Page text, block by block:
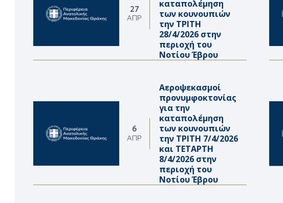
27
ΑΠΡ
καταπολέμηση
των κουνουπιών
την ΤΡΙΤΗ
28/4/2026 στην
περιοχή του
Νοτίου Έβρου
6
ΑΠΡ
Αεροψεκασμοί
προνυμφοκτονίας
για την
καταπολέμηση
των κουνουπιών
την ΤΡΙΤΗ 7/4/2026
και ΤΕΤΑΡΤΗ
8/4/2026 στην
περιοχή του
Νοτίου Έβρου